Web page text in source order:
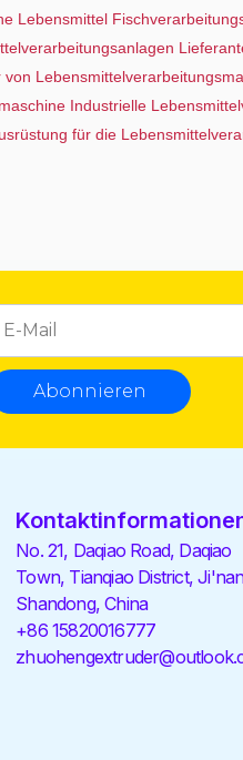
Lebensmittel
von
Industrielle
für die
Abonnieren
No. 21, Daqiao Road, Daqiao
Town, Tianqiao District,
Shandong, China
+86 15820016777